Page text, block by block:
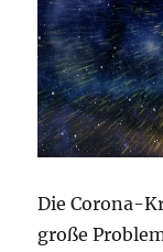
Die Corona-
große